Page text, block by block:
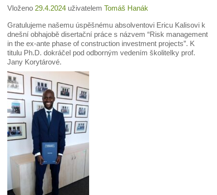
Vloženo 29.4.2024 uživatelem Tomáš Hanák
Gratulujeme našemu úspěšnému absolventovi Ericu Kalisovi k
dnešní obhajobě disertační práce s názvem “Risk management
in the ex-ante phase of construction investment projects”. K
titulu Ph.D. dokráčel pod odborným vedením školitelky prof.
Jany Korytárové.